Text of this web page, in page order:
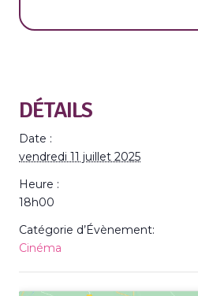
DÉTAILS
Date :
vendredi 11 juillet 2025
Heure :
18h00
Catégorie d’Évènement:
Cinéma